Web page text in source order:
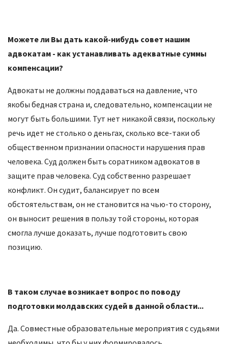
Можете ли Вы дать какой-нибудь совет нашим
адвокатам - как устанавливать адекватные суммы
компенсации?
Адвокаты не должны поддаваться на давление, что
якобы бедная страна и, следовательно, компенсации не
могут быть большими. Тут нет никакой связи, поскольку
речь идет не столько о деньгах, сколько все-таки об
общественном признании опасности нарушения прав
человека. Суд должен быть соратником адвокатов в
защите прав человека. Суд собственно разрешает
конфликт. Он судит, балансирует по всем
обстоятельствам, он не становится на чью-то сторону,
он выносит решения в пользу той стороны, которая
смогла лучше доказать, лучше подготовить свою
позицию.
В таком случае возникает вопрос по поводу
подготовки молдавских судей в данной области...
Да. Совместные образовательные мероприятия с судьями